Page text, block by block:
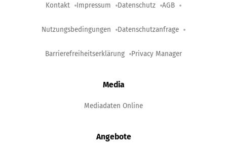
Kontakt Impressum Datenschutz AGB
Nutzungsbedingungen Datenschutzanfrage
Barrierefreiheitserklärung Privacy Manager
Media
Mediadaten Online
Angebote